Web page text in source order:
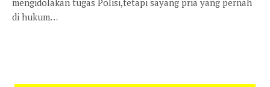
di hukum…